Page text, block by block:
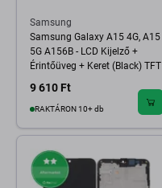
Samsung
Samsung Galaxy A15 4G, A15
5G A156B - LCD Kijelző +
Érintőüveg + Keret (Black) TFT
9 610 Ft
RAKTÁRON 10+ db